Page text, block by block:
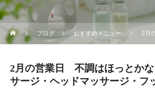
ブログ おすすめメニュー 2月の営業日 不調はほ
2月の営業日 不調はほっとかな
サージ・ヘッドマッサージ・フ